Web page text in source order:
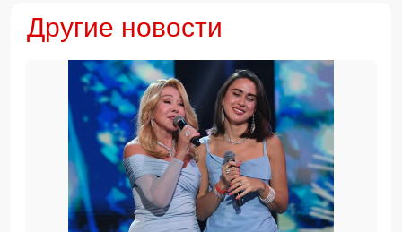
Другие новости